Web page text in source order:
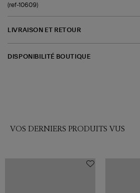
(ref-10609)
LIVRAISON ET RETOUR
DISPONIBILITÉ BOUTIQUE
VOS DERNIERS PRODUITS VUS